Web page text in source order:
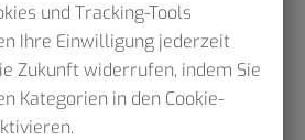
und Tracking-Tools
Ihre Einwilligung jederzeit
Zukunft widerrufen, indem Sie
Kategorien in den Cookie-